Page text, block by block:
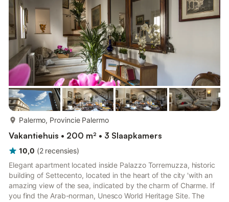
Palermo, Provincie Palermo
Vakantiehuis • 200 m² • 3 Slaapkamers
10,0 (2 recensies)
Elegant apartment located inside Palazzo Torremuzza, historic
building of Settecento, located in the heart of the city 'with an
amazing view of the sea, indicated by the charm of Charme. If
you find the Arab-norman, Unesco World Heritage Site. The